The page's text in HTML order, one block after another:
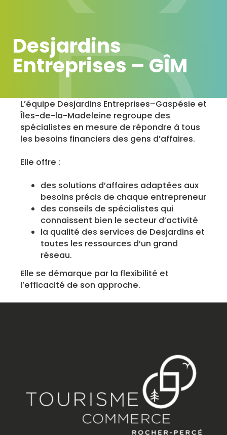
Desjardins
Entreprises – GÎM
L’équipe Desjardins Entreprises–Gaspésie et
Îles-de-la-Madeleine regroupe des
spécialistes en mesure de répondre à tous
les besoins financiers des gens d’affaires.
Elle offre :
des solutions d’affaires adaptées aux
besoins précis de chaque entrepreneur
des conseils de spécialistes qui
connaissent bien le secteur d’activité
la qualité des services de Desjardins et
toutes les ressources d’un grand
réseau.
Elle se démarque par la flexibilité et
l’efficacité de son approche.